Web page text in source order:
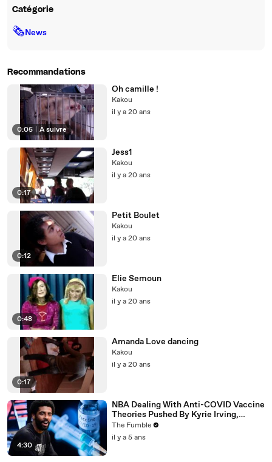
Catégorie
🗞News
Recommandations
0:05 À suivre
Oh camille !
Kakou
il y a 20 ans
0:17
Jess1
Kakou
il y a 20 ans
0:12
Petit Boulet
Kakou
il y a 20 ans
0:48
Elie Semoun
Kakou
il y a 20 ans
0:17
Amanda Love dancing
Kakou
il y a 20 ans
4:30
NBA Dealing With Anti-COVID Vaccine
Theories Pushed By Kyrie Irving,
Jonathan Isaac & More
The Fumble
il y a 5 ans